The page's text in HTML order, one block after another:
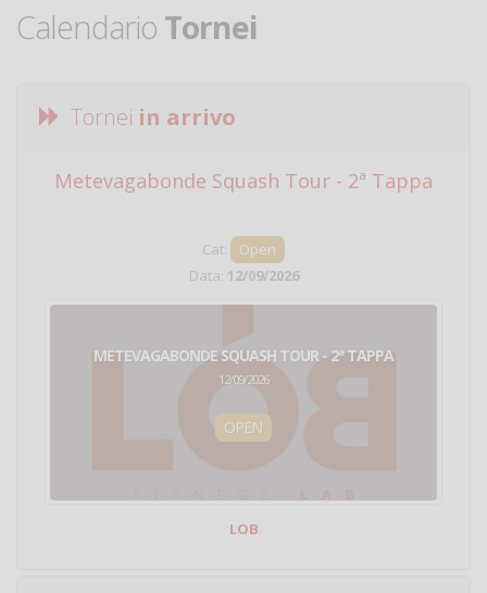
Calendario Tornei
Tornei in arrivo
Metevagabonde Squash Tour - 2ª Tappa
Cat:
Open
Data: 12/09/2026
METEVAGABONDE SQUASH TOUR - 2ª TAPPA
12/09/2026
OPEN
LOB